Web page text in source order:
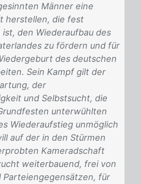
Männer eine
herstellen, die fest
den Wiederaufbau des
zu fördern und für
des deutschen
Sein Kampf gilt der
der
und Selbstsucht, die
unterwühlten
Wiederaufstieg unmöglich
auf der in den Stürmen
Kameradschaft
weiterbauend, frei von
Parteiengegensätzen, für